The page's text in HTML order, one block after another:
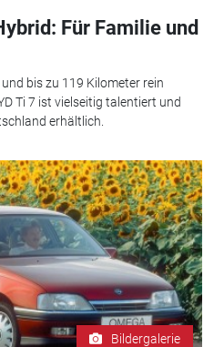
Für Familie und
bis zu 119 Kilometer rein
Ti 7 ist vielseitig talentiert und
erhältlich.
Bildergalerie